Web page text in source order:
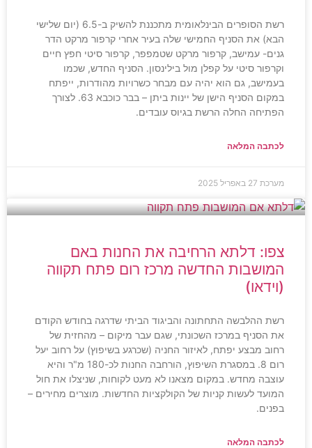
רשת הסופרים הבינלאומית מתכננת להשיק ב-6.5 (יום שלישי
הבא) את הסניף החמישי שלה בעיר אחרי קרפור מרקט הדר
גנים- עמישב, קרפור מרקט שטמפפר, קרפור סיטי חפץ חיים
וקרפור סיטי על קפלן מול בילינסון. הסניף החדש, שכמו
בעמישב, גם הוא יהיה עם מבחר כשרויות מהודרות, ייפתח
במקום הסניף הישן של יינות ביתן – בבר כוכבא 63. לצורך
הפתיחה החלה הרשת בגיוס עובדים.
לכתבה המלאה
מערכת 27 באפריל 2025
צפו: דלתא הרחיבה את החנות באם
המושבות החדשה מרכז רום פתח תקווה
(וידאו)
רשת ההלבשה התחתונה והביגוד הביתי שדרגה בחודש הקודם
את הסניף במרכז השכונתי, שגם עבר מיקום – מהחזית של
רחוב מבצע יפתח, לאיזור החניה (שכרגע בשיפוץ) על רחוב יעל
רום 8. במסגרת השיפוץ, הורחבה החנות לכ-180 מ"ר והיא
עוצבה מחדש. במקום מצאנו לא מעט לקוחות, שניצלו את חול
המועד לעשות קניות של הקולקציות החדשות. מוצרים מחירים –
בפנים.
לכתבה המלאה